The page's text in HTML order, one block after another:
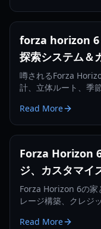
forza horizon 6
探索システム＆
噂されるForza
計、立体ルート、季
Read More
Forza Horizon
ジ、カスタマイ
Forza Horizon 6の家
レージ構築、クレジ
Read More